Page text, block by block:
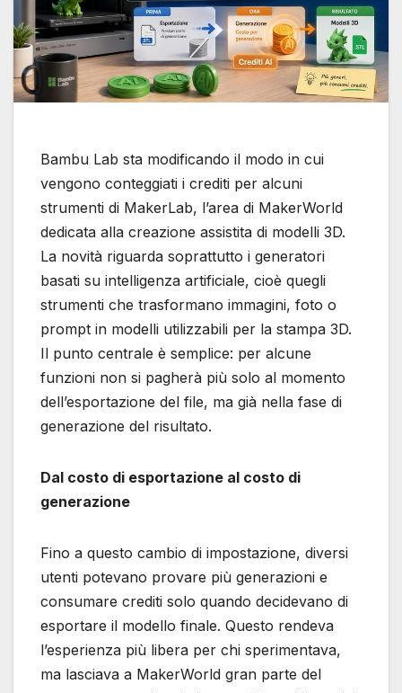
Bambu Lab sta modificando il modo in cui
vengono conteggiati i crediti per alcuni
strumenti di MakerLab, l’area di MakerWorld
dedicata alla creazione assistita di modelli 3D.
La novità riguarda soprattutto i generatori
basati su intelligenza artificiale, cioè quegli
strumenti che trasformano immagini, foto o
prompt in modelli utilizzabili per la stampa 3D.
Il punto centrale è semplice: per alcune
funzioni non si pagherà più solo al momento
dell’esportazione del file, ma già nella fase di
generazione del risultato.
Dal costo di esportazione al costo di
generazione
Fino a questo cambio di impostazione, diversi
utenti potevano provare più generazioni e
consumare crediti solo quando decidevano di
esportare il modello finale. Questo rendeva
l’esperienza più libera per chi sperimentava,
ma lasciava a MakerWorld gran parte del